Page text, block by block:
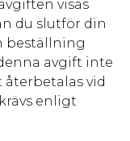
visas
du slutför din
beställning
avgift inte
vid
enligt